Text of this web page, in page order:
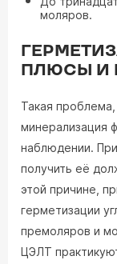
моляров.
ПЛЮСЫ И
Такая
минерализация
наблюдении.
получить её
этой причине,
герметизации
премоляров и
ЦЭЛТ